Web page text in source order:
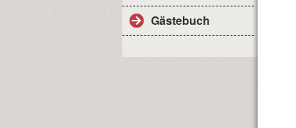
Gästebuch